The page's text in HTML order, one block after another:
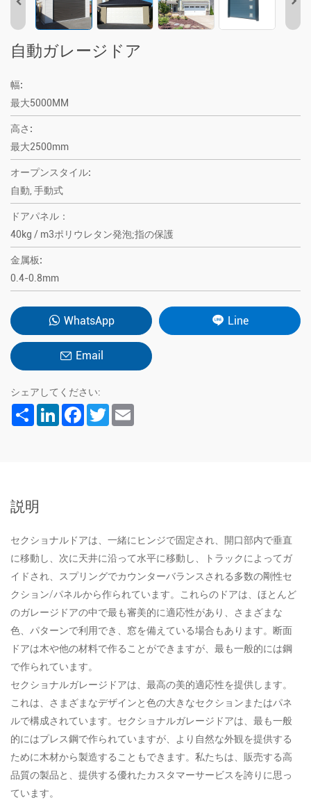
自動ガレージドア
幅:
最大5000MM
高さ:
最大2500mm
オープンスタイル:
自動, 手動式
ドアパネル：
40kg / m3ポリウレタン発泡;指の保護
金属板:
0.4-0.8mm
WhatsApp Line
Email
シェアしてください:
ShareLinkedInFacebook
Twitter
説明
セクショナルドアは、一緒にヒンジで固定され、開口部内で垂直
に移動し、次に天井に沿って水平に移動し、トラックによってガ
イドされ、スプリングでカウンターバランスされる多数の剛性セ
クション/パネルから作られています。これらのドアは、ほとんど
のガレージドアの中で最も審美的に適応性があり、さまざまな
色、パターンで利用でき、窓を備えている場合もあります。断面
ドアは木や他の材料で作ることができますが、最も一般的には鋼
で作られています。
セクショナルガレージドアは、最高の美的適応性を提供します。
これは、さまざまなデザインと色の大きなセクションまたはパネ
ルで構成されています。セクショナルガレージドアは、最も一般
的にはプレス鋼で作られていますが、より自然な外観を提供する
ために木材から製造することもできます。私たちは、販売する高
品質の製品と、提供する優れたカスタマーサービスを誇りに思っ
ています。